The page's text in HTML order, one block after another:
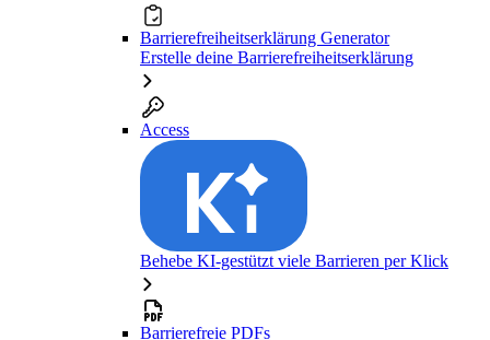
Barrierefreiheitserklärung Generator
Erstelle deine Barrierefreiheitserklärung
Access
Behebe KI-gestützt viele Barrieren per Klick
Barrierefreie PDFs